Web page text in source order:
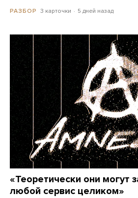
РАЗБОР 3 карточки 5 дней назад
«Теоретически они могут
любой сервис целиком»